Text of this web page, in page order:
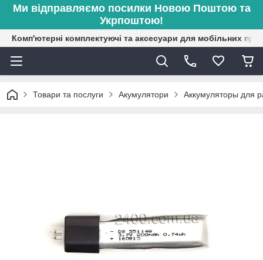
Ми відправляємо посилки Новою Поштою та
Укрпоштою!
Комп'ютерні комплектуючі та аксесуари для мобільних
Товари та послуги Акумулятори Аккумуляторы для